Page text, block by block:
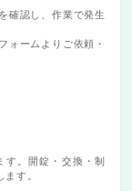
確認し、作業で発生
ォームよりご依頼・
。開錠・交換・制
す。